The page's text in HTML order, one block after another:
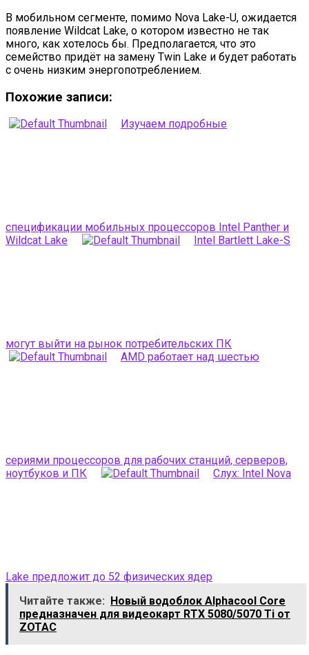
В мобильном сегменте, помимо Nova Lake-U, ожидается
появление Wildcat Lake, о котором известно не так
много, как хотелось бы. Предполагается, что это
семейство придёт на замену Twin Lake и будет работать
с очень низким энергопотреблением.
Похожие записи:
Изучаем подробные
спецификации мобильных процессоров Intel Panther и
Wildcat Lake
Intel Bartlett Lake-S
могут выйти на рынок потребительских ПК
AMD работает над шестью
сериями процессоров для рабочих станций, серверов,
ноутбуков и ПК
Слух: Intel Nova
Lake предложит до 52 физических ядер
Читайте также:
Новый водоблок Alphacool Core
предназначен для видеокарт RTX 5080/5070 Ti от
ZOTAC